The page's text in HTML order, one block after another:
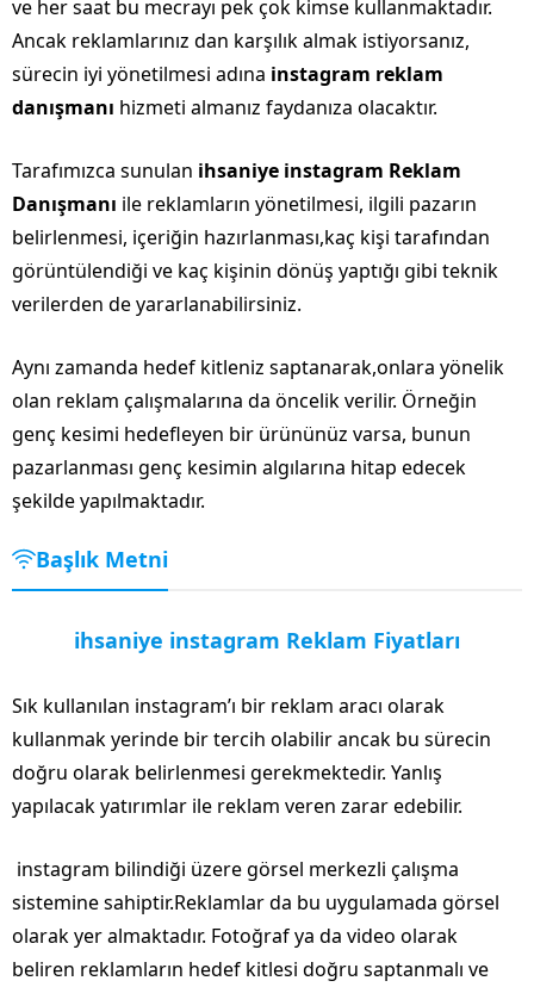
ve her saat bu mecrayı pek çok kimse kullanmaktadır.
Ancak reklamlarınız dan karşılık almak istiyorsanız,
sürecin iyi yönetilmesi adına instagram reklam
danışmanı hizmeti almanız faydanıza olacaktır.
Tarafımızca sunulan ihsaniye instagram Reklam
Danışmanı ile reklamların yönetilmesi, ilgili pazarın
belirlenmesi, içeriğin hazırlanması,kaç kişi tarafından
görüntülendiği ve kaç kişinin dönüş yaptığı gibi teknik
verilerden de yararlanabilirsiniz.
Aynı zamanda hedef kitleniz saptanarak,onlara yönelik
olan reklam çalışmalarına da öncelik verilir. Örneğin
genç kesimi hedefleyen bir ürününüz varsa, bunun
pazarlanması genç kesimin algılarına hitap edecek
şekilde yapılmaktadır.
Başlık Metni
ihsaniye instagram Reklam Fiyatları
Sık kullanılan instagram’ı bir reklam aracı olarak
kullanmak yerinde bir tercih olabilir ancak bu sürecin
doğru olarak belirlenmesi gerekmektedir. Yanlış
yapılacak yatırımlar ile reklam veren zarar edebilir.
instagram bilindiği üzere görsel merkezli çalışma
sistemine sahiptir.Reklamlar da bu uygulamada görsel
olarak yer almaktadır. Fotoğraf ya da video olarak
beliren reklamların hedef kitlesi doğru saptanmalı ve